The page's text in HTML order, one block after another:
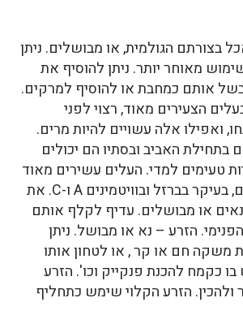
בצורתם הגולמית, או מבושלים. ניתן
מאוחר יותר. ניתן להוסיף את
אותם כמחבת או להוסיף למרקים.
הצעירים מאוד, רצוי לפני
ואפילו אלה עשויים להיות מרים.
האביב ובסתיו הם יכולים
טעימים למדי. העלים עשירים מאוד
בוויטמינים ומינרלים, בעיקר בברזל ובוויטמינים A ו-C. את
או מבושלים. עדיף לקלף אותם
הזרע – נא או מבושל. ניתן
משקה חם או קר , או לטחון אותו
כקמח להכנת פנקייק וכו'. הזרע
ולהכין. הזרע הקלוי שימש כתחליף